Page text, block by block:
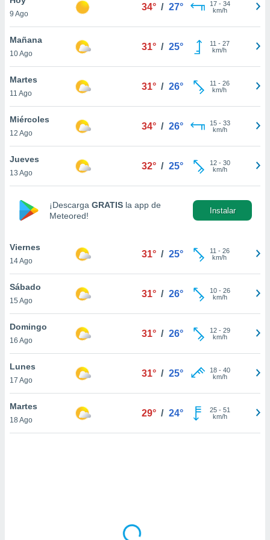
en
más
nuestra
de
aceptar
de
sitio
En
sean
el sitio
ni para
o
9 Ago
34° / 27° 17- 34
km/h
Mañana
10 Ago
31° / 25° 11 - 27
km/h
Martes
11 Ago
31° / 26° 11 - 26
km/h
Miércoles
12 Ago
34° / 26° 15- 33
km/h
Jueves
13 Ago
32° / 25° 12- 30
km/h
¡Descarga GRATIS la app de
Meteored!
Instalar
Viernes
14 Ago
31° / 25° 11 - 26
km/h
Sábado
15 Ago
31° / 26° 10- 26
km/h
Domingo
16 Ago
31° / 26° 12- 29
km/h
Lunes
17 Ago
31° / 25° 18- 40
km/h
Martes
18 Ago
29° / 24° 25- 51
km/h